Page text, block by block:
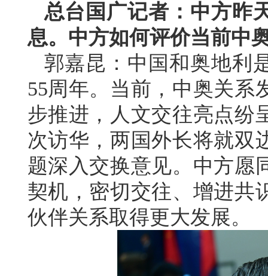
总台国广记者：中方昨
息。中方如何评价当前中
郭嘉昆：中国和奥地利
55周年。当前，中奥关系
步推进，人文交往亮点纷
次访华，两国外长将就双
题深入交换意见。中方愿
契机，密切交往、增进共
伙伴关系取得更大发展。